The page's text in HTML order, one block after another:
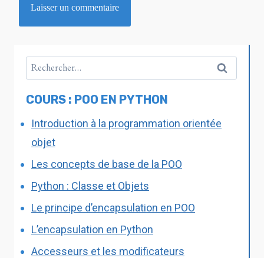
COURS : POO EN PYTHON
Introduction à la programmation orientée
objet
Les concepts de base de la POO
Python : Classe et Objets
Le principe d’encapsulation en POO
L’encapsulation en Python
Accesseurs et les modificateurs